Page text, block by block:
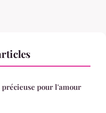
pour l'amour